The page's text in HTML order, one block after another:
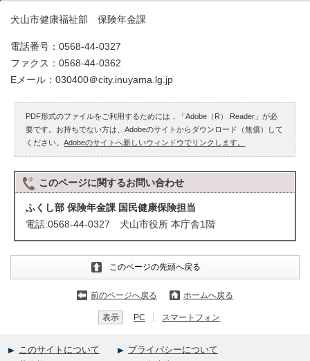
犬山市健康福祉部 保険年金課
電話番号：0568-44-0327
ファクス：0568-44-0362
Eメール：030400＠city.inuyama.lg.jp
PDF形式のファイルをご利用するためには，「Adobe（R） Reader」が必
要です。お持ちでない方は、Adobeのサイトからダウンロード（無償）して
ください。Adobeのサイトへ新しいウィンドウでリンクします。
このページに関するお問い合わせ
ふくし部 保険年金課 国民健康保険担当
電話:0568-44-0327 犬山市役所 本庁舎1階
このページの先頭へ戻る
前のページへ戻る ホームへ戻る
表示 PC スマートフォン
このサイトについて
プライバシーについて